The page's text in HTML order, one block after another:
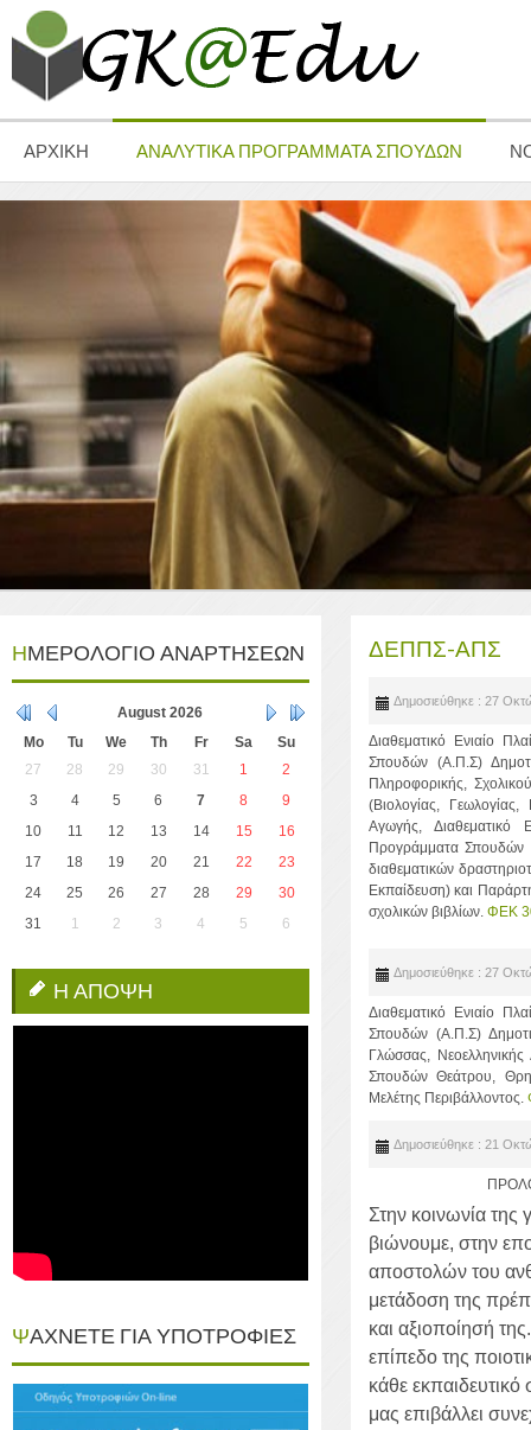
ΑΡΧΙΚΗ ΑΝΑΛΥΤΙΚΑ ΠΡΟΓΡΑΜΜΑΤΑ ΣΠΟΥΔΩΝ
ΔΕΠΠΣ-ΑΠΣ
Δημοσιεύθηκε : 27
Διαθεματικό Ενιαίο
Σπουδών (Α.Π.Σ)
Πληροφορικής,
(Βιολογίας,
Αγωγής, Διαθεματικό
Προγράμματα Σπουδών
διαθεματικών
Εκπαίδευση) και
σχολικών βιβλίων. ΦΕΚ
Δημοσιεύθηκε : 27
Διαθεματικό Ενιαίο
Σπουδών (Α.Π.Σ)
Γλώσσας, Νεοελληνικής
Σπουδών Θεάτρου,
Μελέτης Περιβάλλοντος.
Δημοσιεύθηκε : 21
Στην κοινωνία
βιώνουμε, στην
αποστολών του
μετάδοση της
και αξιοποίησή
επίπεδο της
κάθε
μας επιβάλλει
ΗΜΕΡΟΛΟΓΙΟ ΑΝΑΡΤΗΣΕΩΝ
August 2026
Mo
Tu We Th Fr Sa
Su
27
28 29 30 31 1
2
3
4 5 6 7 8
9
10
11 12 13 14 15
16
17
18 19 20 21 22
23
24
25 26 27 28 29
30
31
1 2 3 4 5 6
Η ΑΠΟΨΗ
ΨΑΧΝΕΤΕ ΓΙΑ ΥΠΟΤΡΟΦΙΕΣ